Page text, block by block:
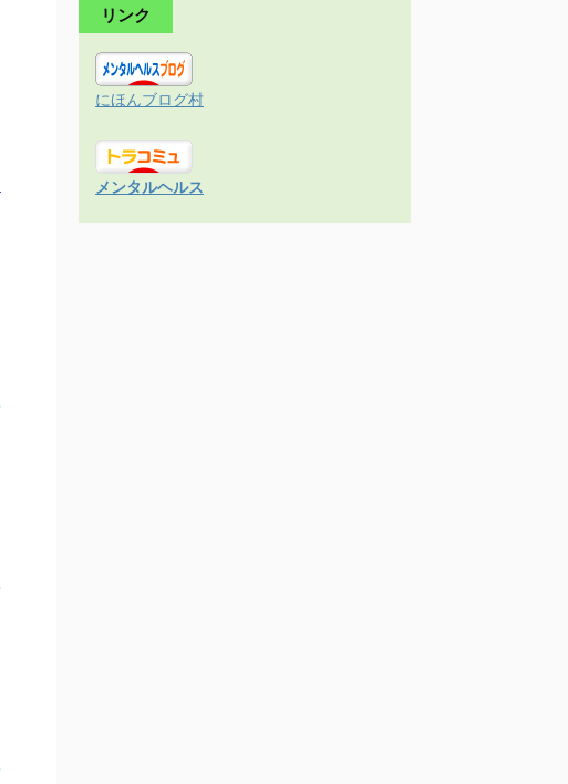
リンク
にほんブログ村
メンタルヘルス